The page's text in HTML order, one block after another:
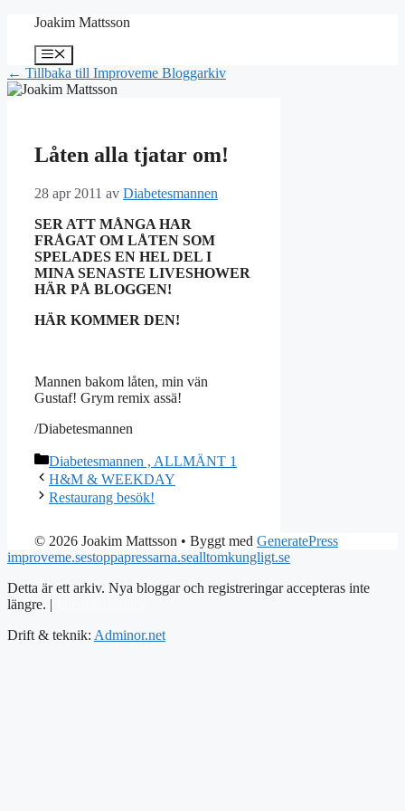
Hoppa
innehåll
Joakim Mattsson
Meny
← Tillbaka till Improveme Bloggarkiv
Låten alla tjatar om!
28 apr 2011 av Diabetesmannen
SER ATT MÅNGA HAR
FRÅGAT OM LÅTEN SOM
SPELADES EN HEL DEL I
MINA SENASTE LIVESHOWER
HÄR PÅ BLOGGEN!
HÄR KOMMER DEN!
Mannen bakom låten, min vän
Gustaf! Grym remix assä!
/Diabetesmannen
Kategorier
Diabetesmannen , ALLMÄNT 1
H&M & WEEKDAY
Restaurang besök!
© 2026 Joakim Mattsson • Byggt med GeneratePress
improveme.sestoppapressarna.sealltomkungligt.se
Detta är ett arkiv. Nya bloggar och registreringar accepteras inte
längre. |
Drift & teknik: Adminor.net